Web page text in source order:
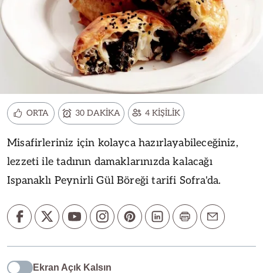
ORTA 30 DAKİKA 4 KİŞİLİK
Misafirleriniz için kolayca hazırlayabileceğiniz,
lezzeti ile tadının damaklarınızda kalacağı
Ispanaklı Peynirli Gül Böreği tarifi Sofra'da.
Ekran Açık Kalsın